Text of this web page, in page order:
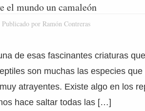
el mundo un camaleón
Publicado por Ramón Contreras
de esas fascinantes criaturas
son muchas las especies
atrayentes. Existe algo en los
hace saltar todas las […]